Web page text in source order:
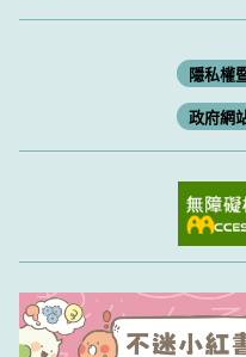
隱私權
政府網